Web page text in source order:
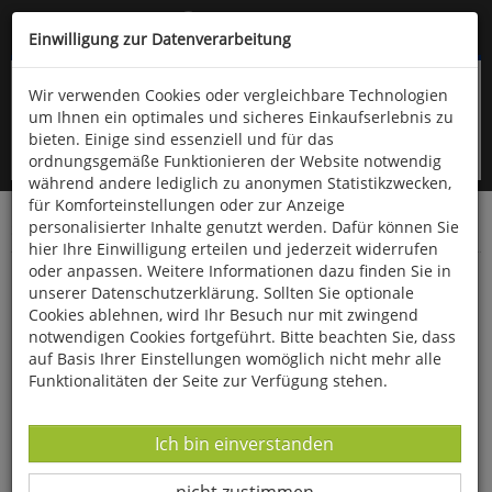
Kompletten Head der Seite überspringen
oder (06766) 9323-960
Startseite Bücher Reisen & Länderkunde
Die Isländer, die Elfen und ich
Einwilligung zur Datenverarbeitung
Wir verwenden Cookies oder vergleichbare Technologien
um Ihnen ein optimales und sicheres Einkaufserlebnis zu
bieten. Einige sind essenziell und für das
ordnungsgemäße Funktionieren der Website notwendig
während andere lediglich zu anonymen Statistikzwecken,
für Komforteinstellungen oder zur Anzeige
personalisierter Inhalte genutzt werden. Dafür können Sie
hier Ihre Einwilligung erteilen und jederzeit widerrufen
oder anpassen. Weitere Informationen dazu finden Sie in
unserer Datenschutzerklärung. Sollten Sie optionale
Cookies ablehnen, wird Ihr Besuch nur mit zwingend
notwendigen Cookies fortgeführt. Bitte beachten Sie, dass
auf Basis Ihrer Einstellungen womöglich nicht mehr alle
Funktionalitäten der Seite zur Verfügung stehen.
Datenverarbeitung -
Ich bin einverstanden